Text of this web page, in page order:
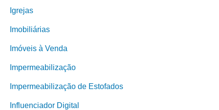
Igrejas
Imobiliárias
Imóveis à Venda
Impermeabilização
Impermeabilização de Estofados
Influenciador Digital